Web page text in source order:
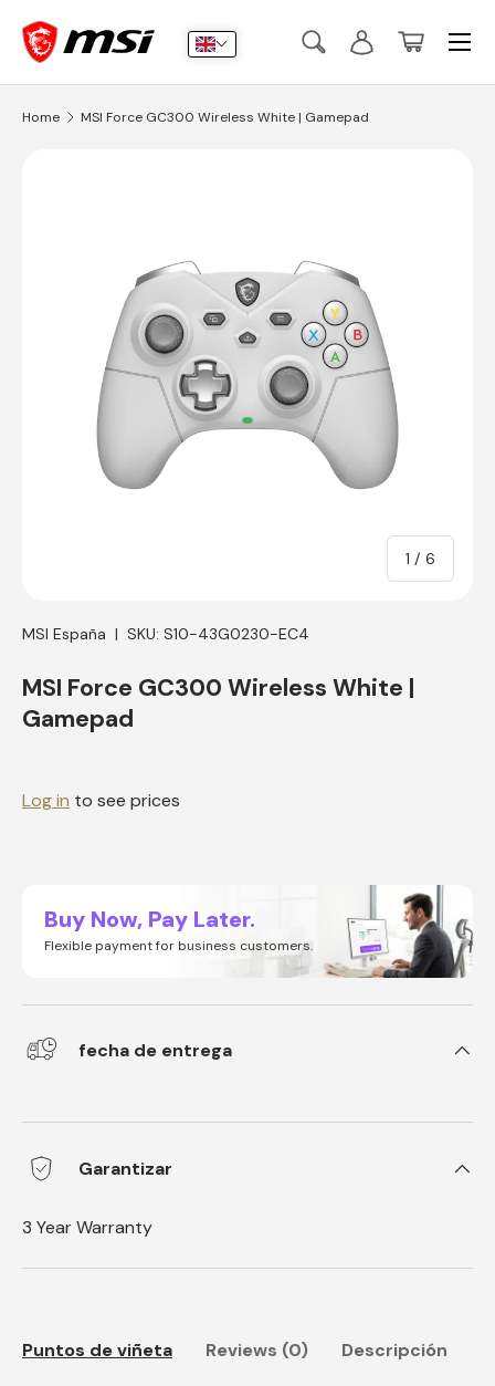
Skip to content
Search
SearchLog inBasket
Menu
Home MSI Force GC300 Wireless White | Gamepad
1 / of
6
MSI España | SKU: S10-43G0230-EC4
MSI Force GC300 Wireless White |
Gamepad
Log in to see prices
Buy Now, Pay Later.
Flexible payment for business customers.
fecha de entrega
Garantizar
3 Year Warranty
Puntos de viñeta Reviews (0) Descripción